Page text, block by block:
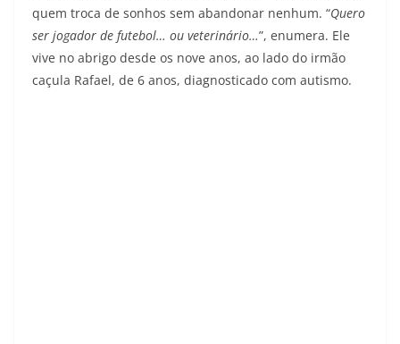
quem troca de sonhos sem abandonar nenhum. “Quero
ser jogador de futebol… ou veterinário…”, enumera. Ele
vive no abrigo desde os nove anos, ao lado do irmão
caçula Rafael, de 6 anos, diagnosticado com autismo.